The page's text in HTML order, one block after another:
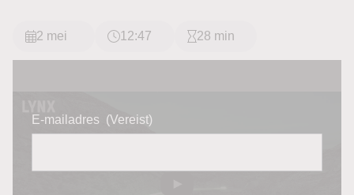
2 mei 12:47 28 min
E-mailadres (Vereist)